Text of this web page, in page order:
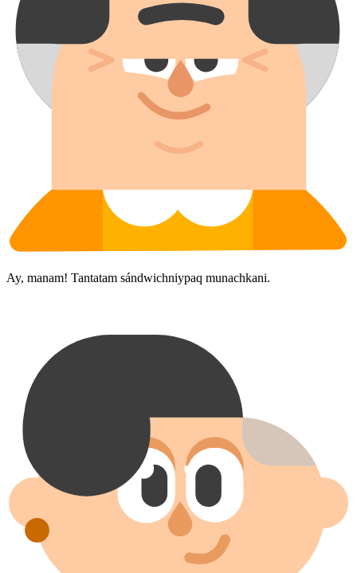
Ay, manam! Tantatam sándwich⁠niy⁠paq munachkani.